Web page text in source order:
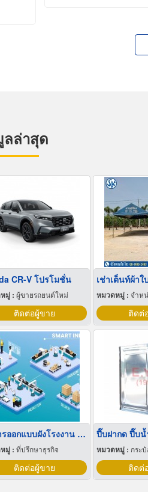
ล่าสุด
CR-V โปรโมชั่น
มู่ : ผู้ขายรถยนต์ใหม่
ติดต่อผู้ขาย
เช่าเต็นท์ผ้าใ
หมวดหมู่ :จำหน่
ติดต่
บริการออกแบบผังโรงงาน Lay out
มู่ : ที่ปรึกษาธุรกิจ
ติดต่อผู้ขาย
หมวดหมู่ : กระ
ติดต่